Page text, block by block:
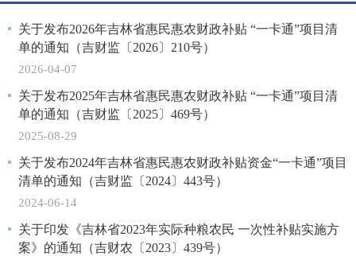
关于发布2026年吉林省惠民惠农财政补贴 “一卡通”项目清
单的通知（吉财监〔2026〕210号）
2026-04-07
关于发布2025年吉林省惠民惠农财政补贴 “一卡通”项目清
单的通知（吉财监〔2025〕469号）
2025-08-29
关于发布2024年吉林省惠民惠农财政补贴资金“一卡通”项目
清单的通知（吉财监〔2024〕443号）
2024-06-14
关于印发《吉林省2023年实际种粮农民 一次性补贴实施方
案》的通知（吉财农〔2023〕439号）